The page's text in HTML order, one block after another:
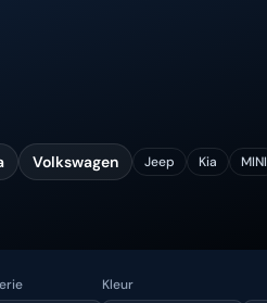
Volkswagen Jeep Kia MINI
Kleur